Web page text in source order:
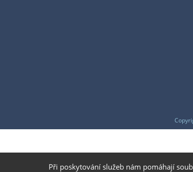
Při poskytování služeb nám pomáhají